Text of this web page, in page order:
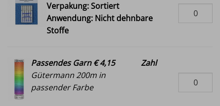
Verpakung: Sortiert
Anwendung: Nicht dehnbare
Stoffe
Passendes Garn € 4,15
Gütermann 200m in
passender Farbe
Zahl